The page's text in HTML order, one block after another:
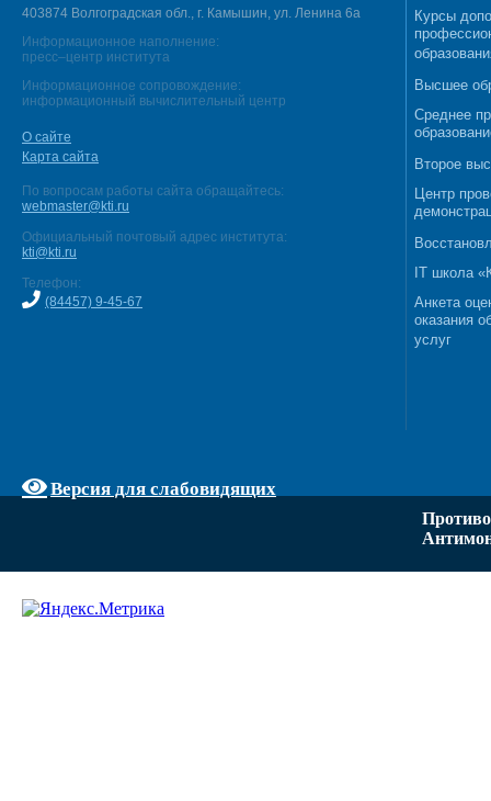
403874 Волгоградская обл., г. Камышин, ул. Ленина 6а
Информационное наполнение:
пресс–центр института
Информационное сопровождение:
информационный вычислительный центр
О сайте
Карта сайта
По вопросам работы сайта обращайтесь:
webmaster@kti.ru
Официальный почтовый адрес института:
kti@kti.ru
Телефон:
(84457) 9-45-67
Версия для слабовидящих
Курсы
Высшее
Среднее
Второе
Центр
IT школа
Анкета
оказания
услуг